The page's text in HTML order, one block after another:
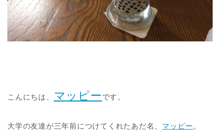
こんにちは、 マッピー です。
大学の友達が三年前につけてくれたあだ名、 マッピー 。